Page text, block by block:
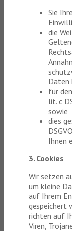
Sie
die
Daten
für
lit. c
sowie
dies
Ihnen
3. Cookies
Wir setzen
um kleine
auf Ihrem
gespeichert
richten auf
Viren,